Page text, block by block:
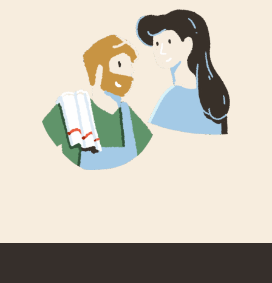
PRENDRE CONTACT AVEC MACHE